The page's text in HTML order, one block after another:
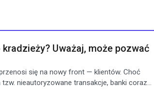
Uważaj, może pozwać
się na nowy front — klientów. Choć
nieautoryzowane transakcje, banki coraz...